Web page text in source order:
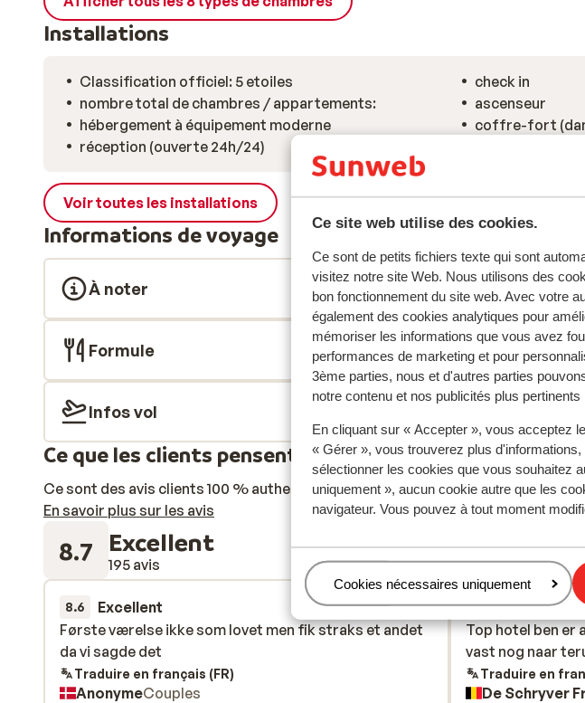
Ce site web utilise des cookies.
Ce sont de petits fichiers texte qui sont
visitez notre site Web. Nous utilisons des
bon fonctionnement du site web. Avec votre
également des cookies analytiques pour
mémoriser les informations que vous avez
performances de marketing et pour
3ème parties, nous et d'autres parties
notre contenu et nos publicités plus pertinents
En cliquant sur « Accepter », vous acceptez
« Gérer », vous trouverez plus
sélectionner les cookies que vous souhaitez
uniquement », aucun cookie autre que les
navigateur. Vous pouvez à tout moment
Gérer
Cookies nécessaires uniquement
Installations
Classification officiel: 5 etoiles
nombre total de chambres / appartements:
hébergement à équipement moderne
réception (ouverte 24h/24)
check in
ascenseur
coffre-fort
Voir toutes les installations
Informations de voyage
À noter
Formule
Infos vol
Ce que les clients pensent
Ce sont des avis clients 100 % authentiques qui reflètent fidèlement leur
En savoir plus sur les avis
8.7 Excellent
195 avis
8.6 Excellent
il y a 2 semaines
Første værelse ikke som lovet men fik straks et andet
da vi sagde det
Første værelse ikke som lovet men fik straks et andet
da vi sagde det
Traduire en français (FR)
AnonymeCouples
10 Excellent
Top hotel ben er
vast nog naar
Top hotel ben er
vast nog naar
Traduire en
De Schryver